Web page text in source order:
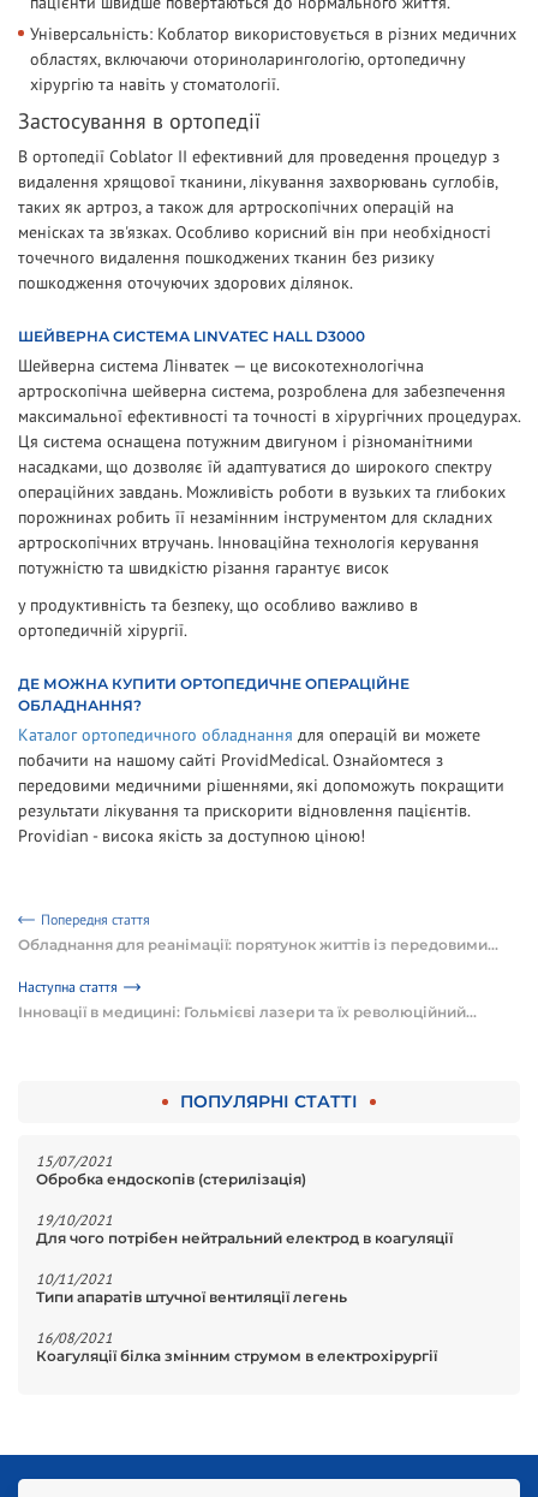
Універсальність: Коблатор використовується в різних медичних
областях, включаючи оториноларингологію, ортопедичну
хірургію та навіть у стоматології.
Застосування в ортопедії
В ортопедії Coblator II ефективний для проведення процедур з
видалення хрящової тканини, лікування захворювань суглобів,
таких як артроз, а також для артроскопічних операцій на
менісках та зв'язках. Особливо корисний він при необхідності
точечного видалення пошкоджених тканин без ризику
пошкодження оточуючих здорових ділянок.
ШЕЙВЕРНА СИСТЕМА LINVATEC HALL D3000
Шейверна система Лінватек — це високотехнологічна
артроскопічна шейверна система, розроблена для забезпечення
максимальної ефективності та точності в хірургічних процедурах.
Ця система оснащена потужним двигуном і різноманітними
насадками, що дозволяє їй адаптуватися до широкого спектру
операційних завдань. Можливість роботи в вузьких та глибоких
порожнинах робить її незамінним інструментом для складних
артроскопічних втручань. Інноваційна технологія керування
потужністю та швидкістю різання гарантує висок
у продуктивність та безпеку, що особливо важливо в
ортопедичній хірургії.
ДЕ МОЖНА КУПИТИ ОРТОПЕДИЧНЕ ОПЕРАЦІЙНЕ
ОБЛАДНАННЯ?
Каталог ортопедичного обладнання для операцій ви можете
побачити на нашому сайті ProvidMedical. Ознайомтеся з
передовими медичними рішеннями, які допоможуть покращити
результати лікування та прискорити відновлення пацієнтів.
Providian - висока якість за доступною ціною!
Попередня стаття
Обладнання для реанімації: порятунок життів із передовими...
Наступна стаття
Інновації в медицині: Гольмієві лазери та їх революційний...
ПОПУЛЯРНІ СТАТТІ
15/07/2021
Обробка ендоскопів (стерилізація)
19/10/2021
Для чого потрібен нейтральний електрод в коагуляції
10/11/2021
Типи апаратів штучної вентиляції легень
16/08/2021
Коагуляції білка змінним струмом в електрохірургії